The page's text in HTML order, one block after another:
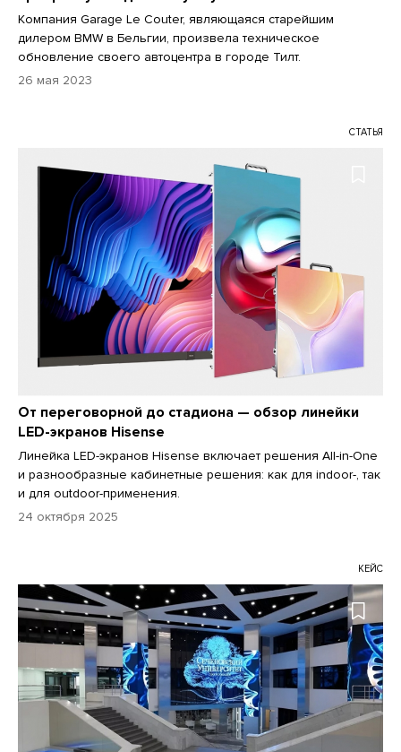
Компания Garage Le Couter, являющаяся старейшим
дилером BMW в Бельгии, произвела техническое
обновление своего автоцентра в городе Тилт.
26 мая 2023
СТАТЬЯ
От переговорной до стадиона — обзор линейки
LED-экранов Hisense
Линейка LED-экранов Hisense включает решения All-in-One
и разнообразные кабинетные решения: как для indoor-, так
и для outdoor-применения.
24 октября 2025
КЕЙС